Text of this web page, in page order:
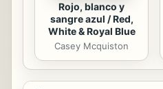
Rojo, blanco y
sangre azul / Red,
White & Royal Blue
Casey Mcquiston